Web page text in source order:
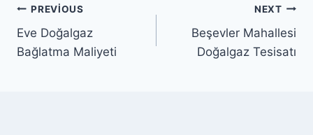
Yazı
gezinmesi
PREVIOUS
Eve Doğalgaz
Bağlatma Maliyeti
NEXT
Beşevler Mahallesi
Doğalgaz Tesisatı